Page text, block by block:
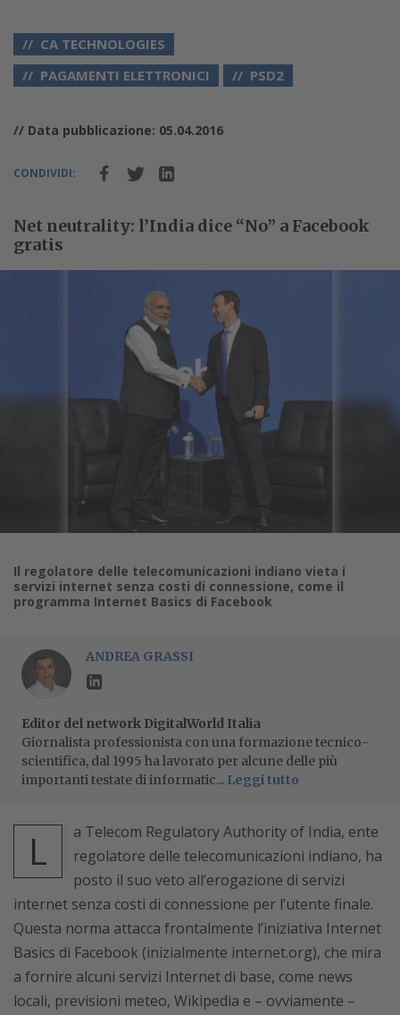
CA TECHNOLOGIES
PAGAMENTI ELETTRONICI
PSD2
// Data pubblicazione: 05.04.2016
CONDIVIDI:
Net neutrality: l’India dice “No” a Facebook
gratis
Il regolatore delle telecomunicazioni indiano vieta i
servizi internet senza costi di connessione, come il
programma Internet Basics di Facebook
ANDREA GRASSI
Editor del network DigitalWorld Italia
Giornalista professionista con una formazione tecnico-
scientifica, dal 1995 ha lavorato per alcune delle più
importanti testate di informatic... Leggi tutto
L
a Telecom Regulatory Authority of India, ente
regolatore delle telecomunicazioni indiano, ha
posto il suo veto all’erogazione di servizi
internet senza costi di connessione per l’utente finale.
Questa norma attacca frontalmente l’iniziativa Internet
Basics di Facebook (inizialmente internet.org), che mira
a fornire alcuni servizi Internet di base, come news
locali, previsioni meteo, Wikipedia e – ovviamente –